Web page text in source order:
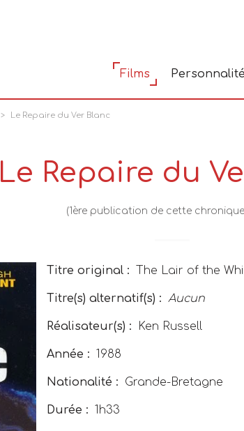
Films
Le Repaire du Ver Blanc
Le Repaire du
(1ère publication de cette chronique
Titre original : The Lair of the
Titre(s) alternatif(s) : Aucun
Réalisateur(s) : Ken Russell
Année : 1988
Nationalité : Grande-Bretagne
Durée : 1h33